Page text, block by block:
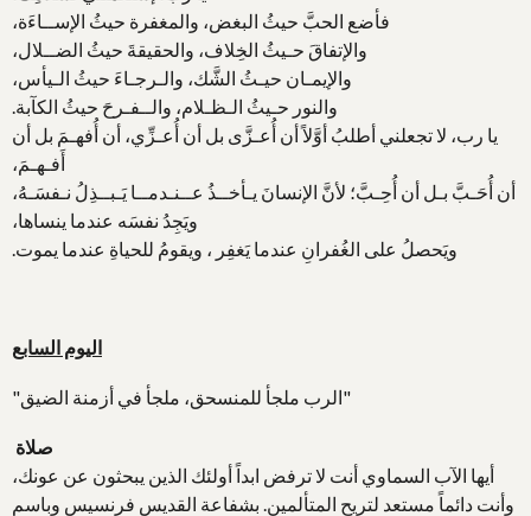
فأضع الحبَّ حيثُ البغض، والمغفرة حيثُ الإســاءَة،
والإتفاقَ حـيثُ الخِلاف، والحقيقةَ حيثُ الضــلال،
والإيمـان حيـثُ الشَّك، والـرجـاءَ حيثُ الـيأس،
والنور حـيثُ الـظـلام، والــفـرحَ حيثُ الكآبة.
يا رب، لا تجعلني أطلبُ أوَّلاً أن أُعـزَّى بل أن أُعـزِّي، أن أُفهـمَ بل أن
أَفـهـمَ،
أن أُحَـبَّ بـل أن أُحِـبَّ؛ لأنَّ الإنسانَ يـأخــذُ عــنـدمــا يَـبــذِلُ نـفسَـهُ،
ويَجِدُ نفسَه عندما ينساها،
ويَحصلُ على الغُفرانِ عندما يَغفِر ، ويقومُ للحياةِ عندما يموت.
اليوم السابع
"الرب ملجأ للمنسحق، ملجأ في أزمنة الضيق"
صلاة
أيها الآب السماوي أنت لا ترفض ابداً أولئك الذين يبحثون عن عونك،
وأنت دائماً مستعد لتريح المتألمين. بشفاعة القديس فرنسيس وباسم